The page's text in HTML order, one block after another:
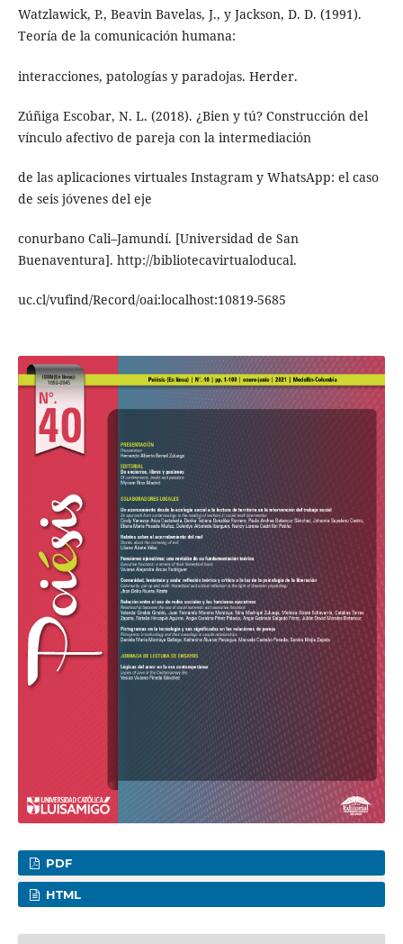
Watzlawick, P., Beavin Bavelas, J., y Jackson, D. D. (1991).
Teoría de la comunicación humana:
interacciones, patologías y paradojas. Herder.
Zúñiga Escobar, N. L. (2018). ¿Bien y tú? Construcción del
vínculo afectivo de pareja con la intermediación
de las aplicaciones virtuales Instagram y WhatsApp: el caso
de seis jóvenes del eje
conurbano Cali–Jamundí. [Universidad de San
Buenaventura]. http://bibliotecavirtualoducal.
uc.cl/vufind/Record/oai:localhost:10819-5685
PDF
HTML